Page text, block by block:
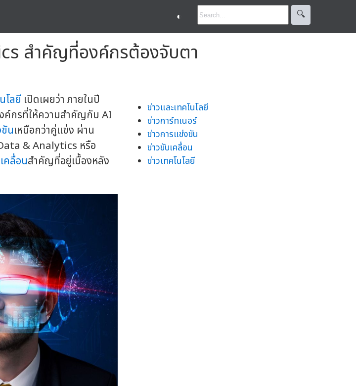
◐ 🔍︎
สำคัญที่องค์กรต้องจับตา
โลยี เปิดเผยว่า ภายในปี
ค์กรที่ให้ความสำคัญกับ AI
นเหนือกว่าคู่แข่ง ผ่าน
& Analytics หรือ
คลื่อนสำคัญที่อยู่เบื้องหลัง
ข่าวและเทคโนโลยี
ข่าวการ์ทเนอร์
ข่าวการแข่งขัน
ข่าวขับเคลื่อน
ข่าวเทคโนโลยี